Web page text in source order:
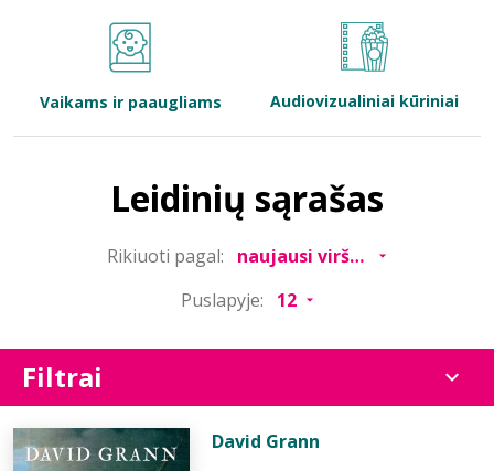
Bibliotekoms
Vaikams ir paaugliams Audiovizualiniai kūriniai
Leidinių sąrašas
Rikiuoti pagal:
Puslapyje:
Filtrai
David Grann